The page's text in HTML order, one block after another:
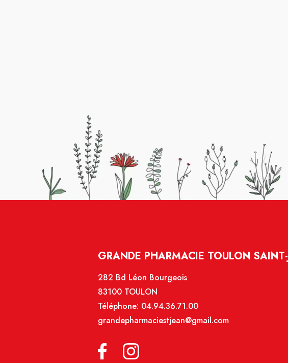
GRANDE PHARMACIE TOULON
282 Bd Léon Bourgeois
83100 TOULON
Téléphone: 04.94.36.71.00
grandepharmaciestjean@gmail.com